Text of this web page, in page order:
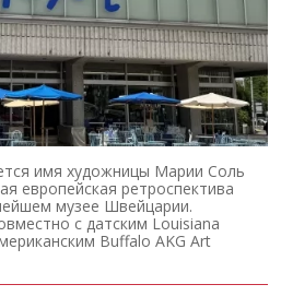
имя художницы Марии Соль
европейская ретроспектива
музее Швейцарии.
с датским Louisiana
Buffalo AKG Art